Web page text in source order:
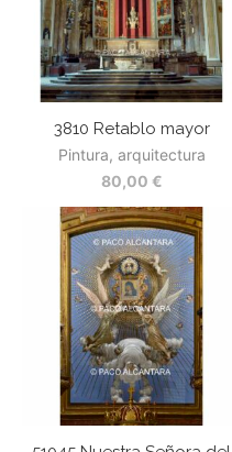
3810 Retablo mayor
Pintura, arquitectura
80,00 €